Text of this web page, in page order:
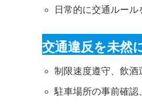
日常的に交通ルー
交通違反を未然
制限速度遵守、飲酒
駐車場所の事前確認